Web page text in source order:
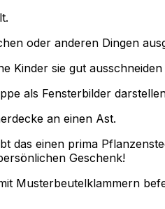
oder anderen Dingen
Kinder sie gut
als Fensterbilder
an einen Ast.
das einen prima
Geschenk!
Musterbeutelklammern